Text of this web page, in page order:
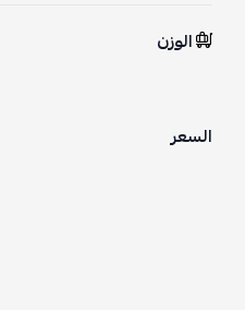
الوزن
السعر